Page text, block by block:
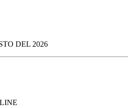
DEL 2026